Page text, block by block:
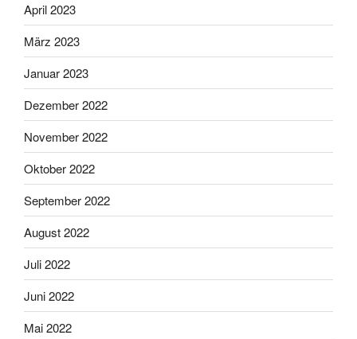
April 2023
März 2023
Januar 2023
Dezember 2022
November 2022
Oktober 2022
September 2022
August 2022
Juli 2022
Juni 2022
Mai 2022